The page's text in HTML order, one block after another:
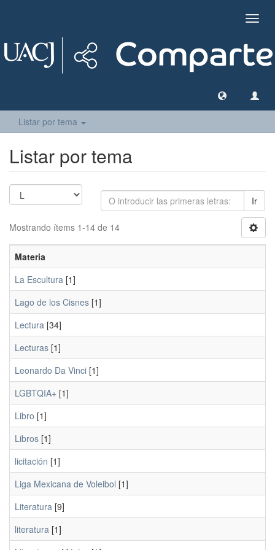
Listar por tema
Listar por tema
Ir
Mostrando ítems 1-14 de 14
Materia
La Escultura [1]
Lago de los Cisnes [1]
Lectura [34]
Lecturas [1]
Leonardo Da Vinci [1]
LGBTQIA+ [1]
Libro [1]
Libros [1]
licitación [1]
Liga Mexicana de Voleibol [1]
Literatura [9]
literatura [1]